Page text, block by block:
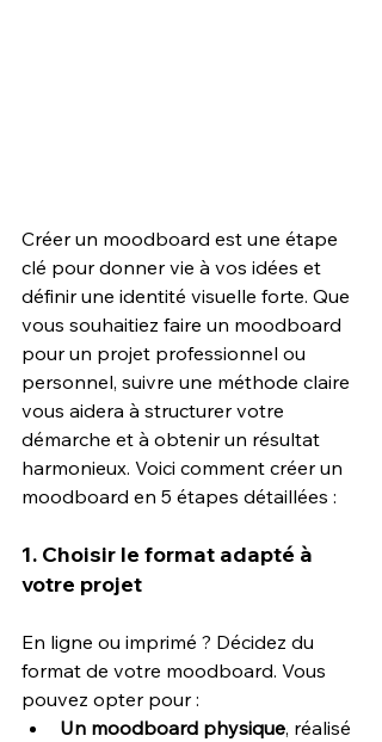
Créer un moodboard est une étape
clé pour donner vie à vos idées et
définir une identité visuelle forte. Que
vous souhaitiez faire un moodboard
pour un projet professionnel ou
personnel, suivre une méthode claire
vous aidera à structurer votre
démarche et à obtenir un résultat
harmonieux. Voici comment créer un
moodboard en 5 étapes détaillées :
1. Choisir le format adapté à
votre projet
En ligne ou imprimé ? Décidez du
format de votre moodboard. Vous
pouvez opter pour :
Un moodboard physique, réalisé